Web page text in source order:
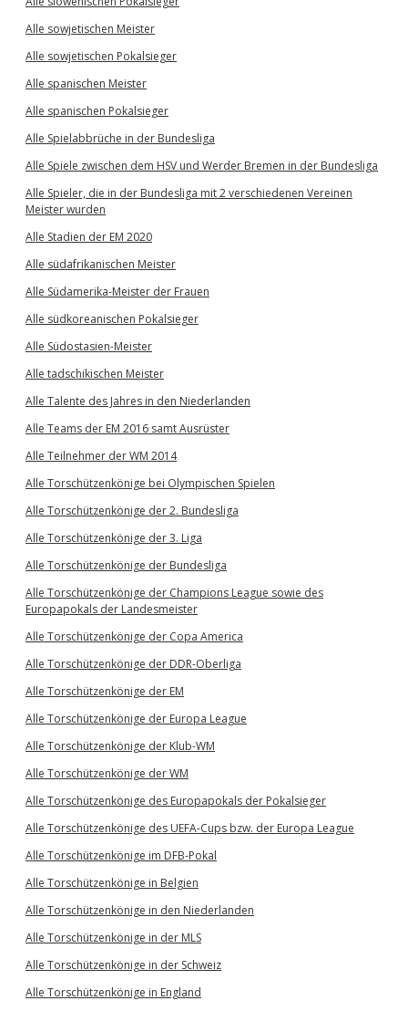
Alle sowjetischen Meister
Alle sowjetischen Pokalsieger
Alle spanischen Meister
Alle spanischen Pokalsieger
Alle Spielabbrüche in der Bundesliga
Alle Spiele zwischen dem HSV und Werder Bremen in der Bundesliga
Alle Spieler, die in der Bundesliga mit 2 verschiedenen Vereinen
Meister wurden
Alle Stadien der EM 2020
Alle südafrikanischen Meister
Alle Südamerika-Meister der Frauen
Alle südkoreanischen Pokalsieger
Alle Südostasien-Meister
Alle tadschikischen Meister
Alle Talente des Jahres in den Niederlanden
Alle Teams der EM 2016 samt Ausrüster
Alle Teilnehmer der WM 2014
Alle Torschützenkönige bei Olympischen Spielen
Alle Torschützenkönige der 2. Bundesliga
Alle Torschützenkönige der 3. Liga
Alle Torschützenkönige der Bundesliga
Alle Torschützenkönige der Champions League sowie des
Europapokals der Landesmeister
Alle Torschützenkönige der Copa America
Alle Torschützenkönige der DDR-Oberliga
Alle Torschützenkönige der EM
Alle Torschützenkönige der Europa League
Alle Torschützenkönige der Klub-WM
Alle Torschützenkönige der WM
Alle Torschützenkönige des Europapokals der Pokalsieger
Alle Torschützenkönige des UEFA-Cups bzw. der Europa League
Alle Torschützenkönige im DFB-Pokal
Alle Torschützenkönige in Belgien
Alle Torschützenkönige in den Niederlanden
Alle Torschützenkönige in der MLS
Alle Torschützenkönige in der Schweiz
Alle Torschützenkönige in England